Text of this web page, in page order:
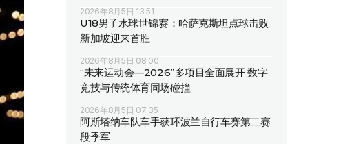
2026年8月5日 13:51
U18男子水球世锦赛：哈萨克斯坦点球击败
新加坡迎来首胜
2026年8月5日 08:00
“未来运动会—2026”多项目全面展开 数字
竞技与传统体育同场碰撞
2026年8月5日 07:35
阿斯塔纳车队车手获环波兰自行车赛第二赛
段季军